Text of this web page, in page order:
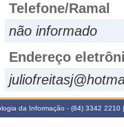
Telefone/Ramal
não informado
Endereço
da Informação - (84) 3342